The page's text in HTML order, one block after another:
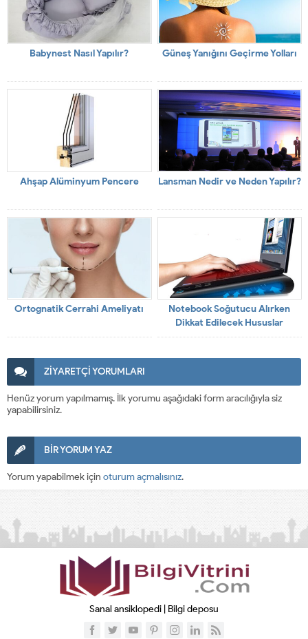
Babynest Nasıl Yapılır? Güneş Yanığını Geçirme Yolları
Ahşap Alüminyum Pencere Lansman Nedir ve Neden Yapılır?
Ortognatik Cerrahi Ameliyatı
Notebook Soğutucu Alırken
Dikkat Edilecek Hususlar
ZİYARETÇİ YORUMLARI
Henüz yorum yapılmamış. İlk yorumu aşağıdaki form aracılığıyla siz
yapabilirsiniz.
BİR YORUM YAZ
Yorum yapabilmek için oturum açmalısınız.
Sanal ansiklopedi | Bilgi deposu